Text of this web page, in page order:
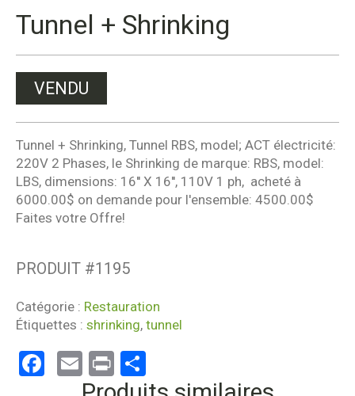
Tunnel + Shrinking
VENDU
Tunnel + Shrinking, Tunnel RBS, model; ACT électricité:
220V 2 Phases, le Shrinking de marque: RBS, model:
LBS, dimensions: 16'' X 16'', 110V 1 ph, acheté à
6000.00$ on demande pour l'ensemble: 4500.00$
Faites votre Offre!
PRODUIT #1195
Catégorie : Restauration
Étiquettes : shrinking, tunnel
Facebook
Email
Print